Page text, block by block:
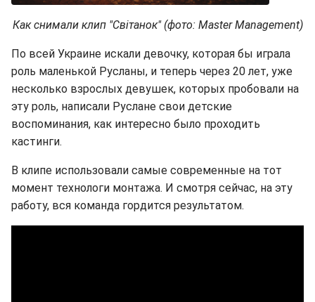
Как снимали клип "Світанок" (фото: Master Management)
По всей Украине искали девочку, которая бы играла
роль маленькой Русланы, и теперь через 20 лет, уже
несколько взрослых девушек, которых пробовали на
эту роль, написали Руслане свои детские
воспоминания, как интересно было проходить
кастинги.
В клипе использовали самые современные на тот
момент технологи монтажа. И смотря сейчас, на эту
работу, вся команда гордится результатом.